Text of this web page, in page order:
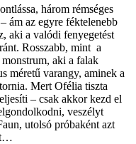
három rémséges
ám az egyre féktelenebb
aki a valódi fenyegetést
Rosszabb, mint a
aki a falak
méretű varangy, aminek a
Mert Ofélia tiszta
– csak akkor kezd el
veszélyt
utolsó próbaként azt